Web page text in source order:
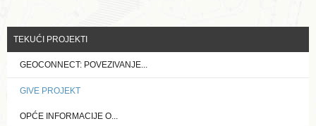
TEKUĆI PROJEKTI
GEOCONNECT: POVEZIVANJE...
GIVE PROJEKT
OPĆE INFORMACIJE O...